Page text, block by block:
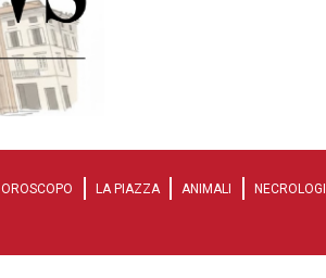
OROSCOPO LA PIAZZA ANIMALI NECROLOGI